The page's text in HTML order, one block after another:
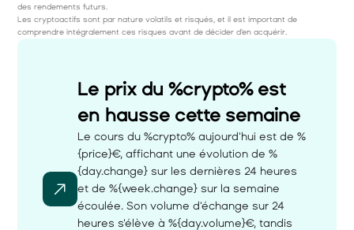
des rendements futurs.
Les cryptoactifs sont par nature volatils et risqués, et il est important de
comprendre intégralement ces risques avant de décider d'en acquérir.
Le prix du %crypto% est
en hausse cette semaine
Le cours du %crypto% aujourd'hui est de %
{price}€, affichant une évolution de %
{day.change} sur les dernières 24 heures
et de %{week.change} sur la semaine
écoulée. Son volume d'échange sur 24
heures s'élève à %{day.volume}€, tandis